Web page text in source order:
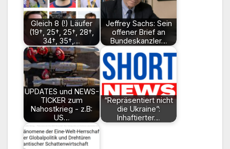
Gleich 8 (!) Läufer
(19†, 25†, 25†, 28†,
34†, 35†,…
Jeffrey Sachs: Sein
offener Brief an
Bundeskanzler…
UPDATES und NEWS-
TICKER zum
Nahostkrieg - z.B:
US…
“Repräsentiert nicht
die Ukraine”:
Inhaftierter…